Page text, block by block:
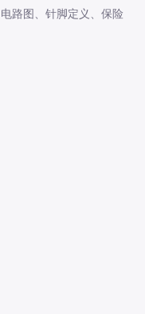
路图、针脚定义、保险